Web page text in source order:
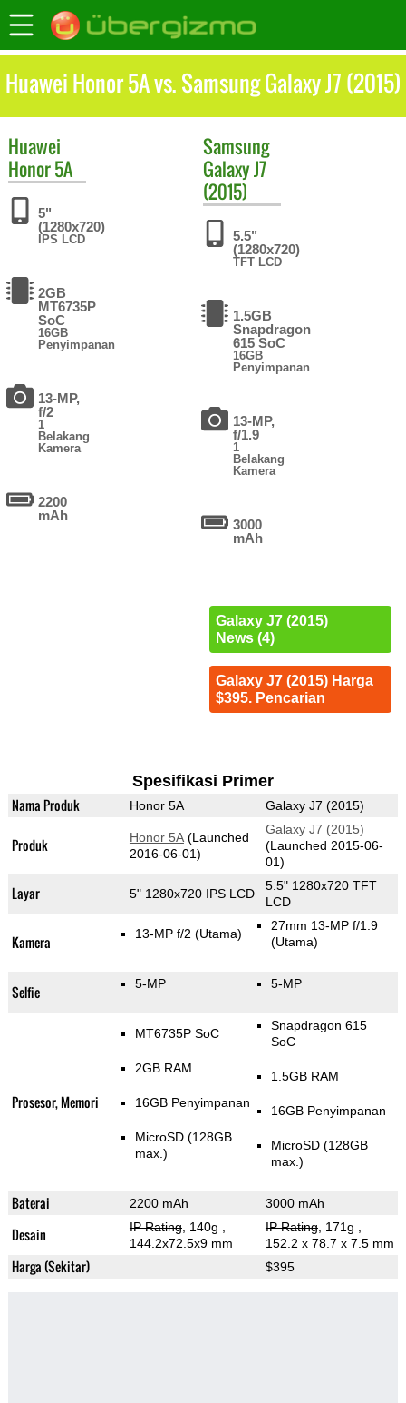
Huawei Honor 5A vs. Samsung Galaxy J7 (2015)
Huawei
Honor 5A
5"
(1280x720)
IPS LCD
2GB
MT6735P
SoC
16GB
Penyimpanan
13-MP,
f/2
1
Belakang
Kamera
2200
mAh
Samsung
Galaxy J7
(2015)
5.5"
(1280x720)
TFT LCD
1.5GB
Snapdragon
615 SoC
16GB
Penyimpanan
13-MP,
f/1.9
1
Belakang
Kamera
3000
mAh
Galaxy J7 (2015)
News (4)
Galaxy J7 (2015) Harga
$395. Pencarian
Spesifikasi Primer
Nama Produk Honor 5A Galaxy J7 (2015)
Produk Honor 5A(Launched
2016-06-01)
Galaxy J7 (2015)
(Launched 2015-06-
01)
Layar 5" 1280x720 IPS LCD
5.5" 1280x720 TFT
LCD
Kamera 13-MP f/2 (Utama)
27mm 13-MP f/1.9
(Utama)
Selfie 5-MP 5-MP
Prosesor, Memori
MT6735P SoC
2GB RAM
16GB Penyimpanan
MicroSD (128GB
max.)
Snapdragon 615
SoC
1.5GB RAM
16GB Penyimpanan
MicroSD (128GB
max.)
Baterai 2200 mAh 3000 mAh
Desain IP Rating, 140g
144.2x72.5x9 mm
IP Rating, 171g
152.2 x 78.7 x 7.5 mm
Harga (Sekitar) $395